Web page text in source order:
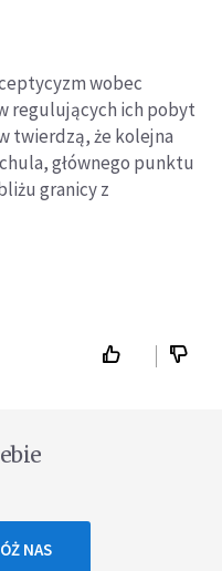
wobec
regulujących ich pobyt
twierdzą, że kolejna
głównego punktu
granicy z
NAS